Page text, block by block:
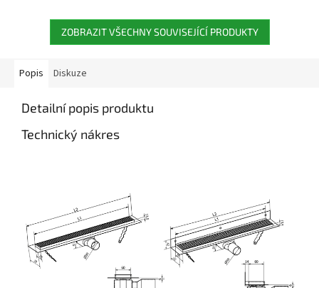
ZOBRAZIT VŠECHNY SOUVISEJÍCÍ PRODUKTY
Popis Diskuze
Detailní popis produktu
Technický nákres